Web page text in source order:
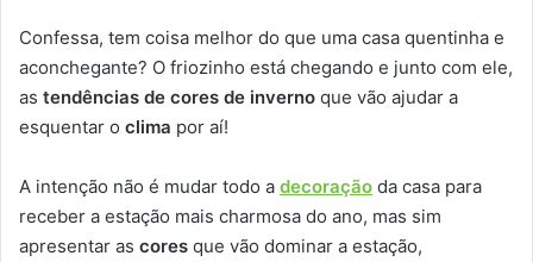
Confessa, tem coisa melhor do que uma casa quentinha e
aconchegante? O friozinho está chegando e junto com ele,
as tendências de cores de inverno que vão ajudar a
esquentar o clima por aí!
A intenção não é mudar todo a decoração da casa para
receber a estação mais charmosa do ano, mas sim
apresentar as cores que vão dominar a estação,